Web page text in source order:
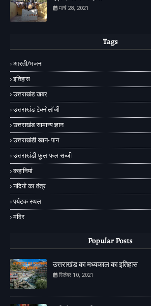
मार्च 28, 2021
Tags
आरती/भजन
इतिहास
उत्तराखंड खबर
उत्तराखंड टेक्नोलॉजी
उत्तराखंड सामान्य ज्ञान
उत्तराखंडी खान- पान
उत्तराखंडी फूल-फल सब्जी
कहानियां
नदियो का तंत्र
पर्यटक स्थल
मंदिर
Popular Posts
उत्तराखंड का मध्यकाल का इतिहास
सितंबर 10, 2021